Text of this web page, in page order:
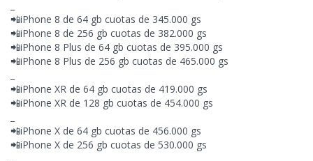
📲iPhone 8 de 64 gb cuotas de 345.000 gs
📲iPhone 8 de 256 gb cuotas de 382.000 gs
📲iPhone 8 Plus de 64 gb cuotas de 395.000 gs
📲iPhone 8 Plus de 256 gb cuotas de 465.000 gs
📲iPhone XR de 64 gb cuotas de 419.000 gs
📲iPhone XR de 128 gb cuotas de 454.000 gs
📲iPhone X de 64 gb cuotas de 456.000 gs
📲iPhone X de 256 gb cuotas de 530.000 gs